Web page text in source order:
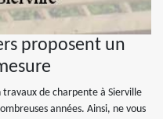
proposent un
de charpente à Sierville
années. Ainsi, ne vous